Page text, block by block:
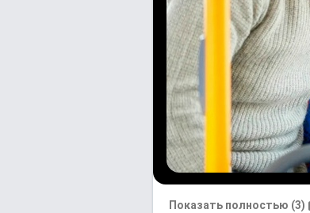
Показать полностью (3)